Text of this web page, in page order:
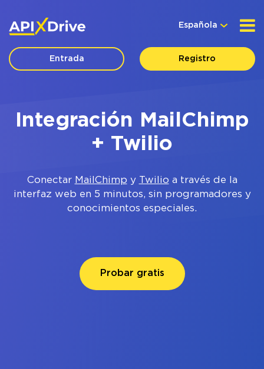
Española
Entrada Registro
Integración MailChimp
+ Twilio
Conectar MailChimp y Twilio a través de la
interfaz web en 5 minutos, sin programadores y
conocimientos especiales.
Probar gratis